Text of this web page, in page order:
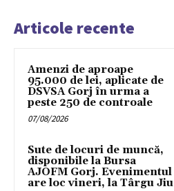
Articole recente
Amenzi de aproape
95.000 de lei, aplicate de
DSVSA Gorj în urma a
peste 250 de controale
07/08/2026
Sute de locuri de muncă,
disponibile la Bursa
AJOFM Gorj. Evenimentul
are loc vineri, la Târgu Jiu